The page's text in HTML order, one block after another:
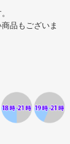
品もございま